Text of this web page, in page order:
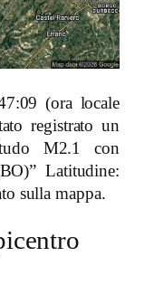
(ora locale
registrato un
M2.1 con
Latitudine:
sulla mappa.